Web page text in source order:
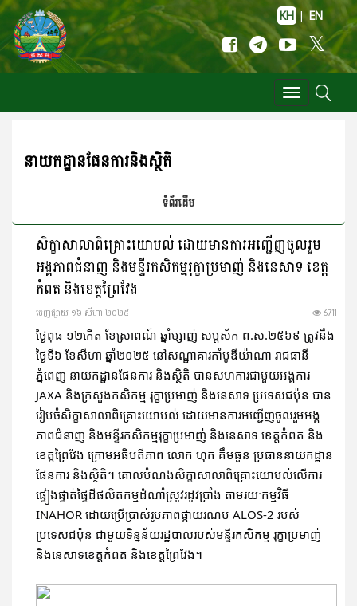
KH | EN
Toggle
navigation
នាយកដ្ឋាន​ផែនការនិងស្ថិតិ
ទំព័រដើម
សិក្ខាសាលាពិគ្រោះយោបល់ ដោយមានការអញ្ជើញចូលរួម
អង្គភាពជំនាញ និងមន្ទីរកសិកម្មរុក្ខាប្រមាញ់ និងនេសាទ ខេត្ត
កំពត និងខេត្តព្រៃវែង
ចេញ​ផ្សាយ​ ១៦ សីហា ២០២៥ 6711
ថ្ងៃពុធ ១២កើត ខែស្រាពណ៍ ឆ្នាំម្សាញ់ សប្តស័ក ព.ស.២៥៦៩ ត្រូវនឹង
ថ្ងៃទី៦ ខែសីហា ឆ្នាំ២០២៥ នៅសណ្ឋាគារកាំបូឌីយ៉ាណា រាជធានី
ភ្នំពេញ នាយកដ្ឋានផែនការ និងស្ថិតិ បានសហការជាមួយអង្គការ
JAXA និងក្រសួងកសិកម្ម រុក្ខាប្រមាញ់ និងនេសាទ ប្រទេសជប៉ុន បាន
រៀបចំសិក្ខាសាលាពិគ្រោះយោបល់ ដោយមានការអញ្ជើញចូលរួមអង្គ
ភាពជំនាញ និងមន្ទីរកសិកម្មរុក្ខាប្រមាញ់ និងនេសាទ ខេត្តកំពត និង
ខេត្តព្រៃវែង ក្រោមអធិបតីភាព លោក ហុក គឹមធួន ប្រធាននាយកដ្ឋាន
ផែនការ និងស្ថិតិ។ គោលបំណងសិក្ខាសាលាពិគ្រោះយោបល់លើការ
ផ្ទៀងផ្ទាត់ផ្ទៃដីផលិតកម្មដំណាំស្រូវរដូវប្រាំង តាមរយៈកម្មវិធី
INAHOR ដោយប្រើប្រាស់រូបភាពផ្កាយរណប ALOS-2 របស់
ប្រទេសជប៉ុន ជាមួយទិន្នន័យរដ្ឋបាលរបស់មន្ទីរកសិកម្ម រុក្ខាប្រមាញ់
និងនេសាទខេត្តកំពត និងខេត្តព្រៃវែង។